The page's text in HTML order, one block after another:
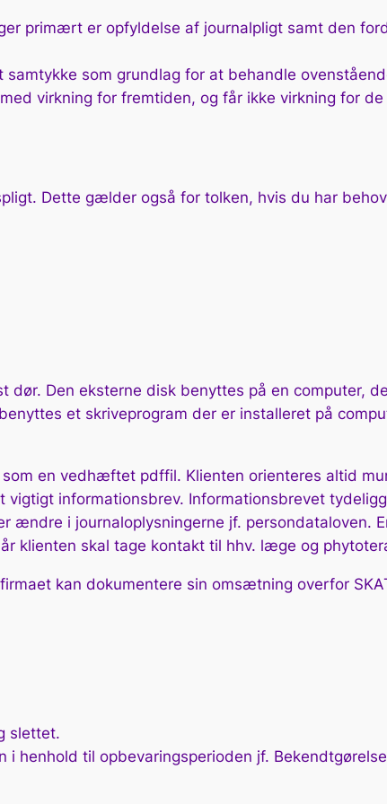
primært er opfyldelse af journalpligt samt den
som grundlag for at behandle
virkning for fremtiden, og får ikke virkning for de
Dette gælder også for tolken, hvis du har
dør. Den eksterne disk benyttes på en computer,
et skriveprogram der er installeret på
en vedhæftet pdffil. Klienten orienteres altid
informationsbrev. Informationsbrevet
ændre i journaloplysningerne jf. persondataloven.
klienten skal tage kontakt til hhv. læge og
kan dokumentere sin omsætning overfor
slettet.
henhold til opbevaringsperioden jf.